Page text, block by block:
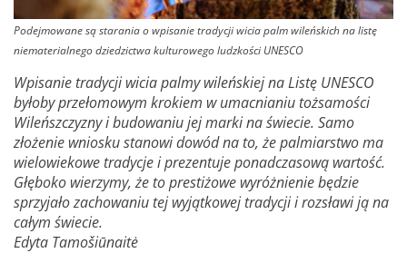
Podejmowane są starania o wpisanie tradycji wicia palm wileńskich na listę
niematerialnego dziedzictwa kulturowego ludzkości UNESCO
Wpisanie tradycji wicia palmy wileńskiej na Listę UNESCO
byłoby przełomowym krokiem w umacnianiu tożsamości
Wileńszczyzny i budowaniu jej marki na świecie. Samo
złożenie wniosku stanowi dowód na to, że palmiarstwo ma
wielowiekowe tradycje i prezentuje ponadczasową wartość.
Głęboko wierzymy, że to prestiżowe wyróżnienie będzie
sprzyjało zachowaniu tej wyjątkowej tradycji i rozsławi ją na
całym świecie.
Edyta Tamošiūnaitė